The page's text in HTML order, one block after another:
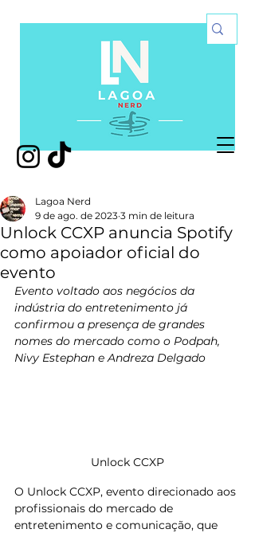
Unlock CCXP anuncia Spotify
como apoiador oficial do
evento
Lagoa Nerd
9 de ago. de 2023 3 min de leitura
Evento voltado aos negócios da
indústria do entretenimento já
confirmou a presença de grandes
nomes do mercado como o Podpah,
Nivy Estephan e Andreza Delgado
Unlock CCXP
O Unlock CCXP, evento direcionado aos
profissionais do mercado de
entretenimento e comunicação, que